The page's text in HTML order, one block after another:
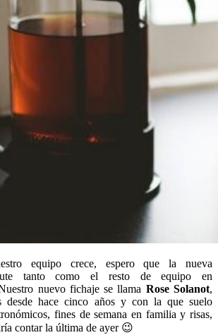
equipo crece, espero que la nueva
tanto como el resto de equipo en
nuevo fichaje se llama Rose Solanot,
desde hace cinco años y con la que suelo
fines de semana en familia y risas,
contar la última de ayer 😉